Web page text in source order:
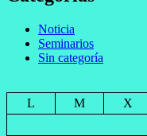
Noticia
Seminarios
Sin categoría
L
M X